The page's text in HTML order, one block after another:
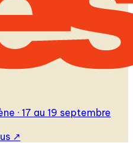
· 17 au 19 septembre
↗